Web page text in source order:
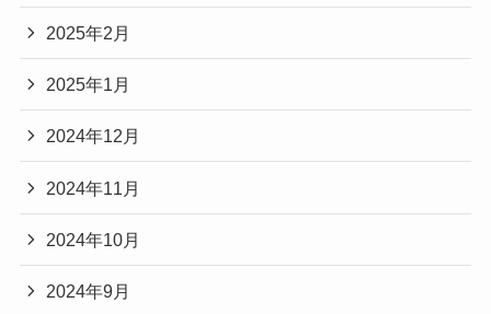
2025年2月
2025年1月
2024年12月
2024年11月
2024年10月
2024年9月